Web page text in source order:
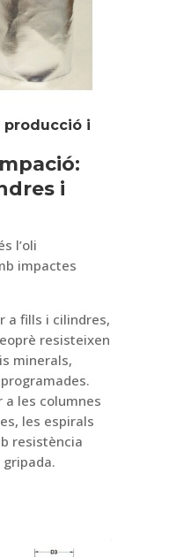
producció i
i
l’oli
impactes
a fills i cilindres,
resisteixen
minerals,
a les columnes
les espirals
resistència